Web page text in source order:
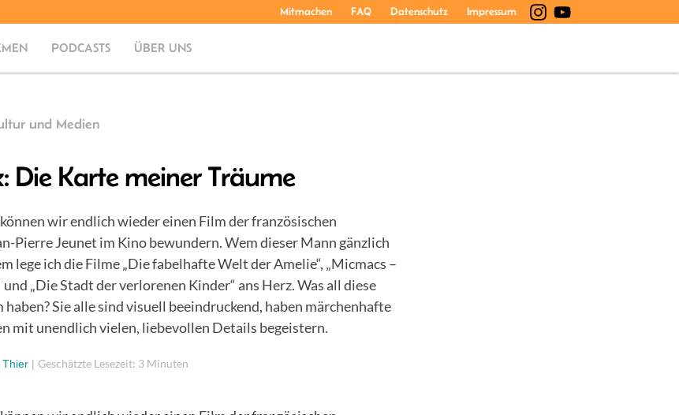
Mitmachen FAQ Datenschutz Impressum
PODCASTS ÜBER UNS
und Medien
Die Karte meiner Träume
wir endlich wieder einen Film der französischen
Pierre Jeunet im Kino bewundern. Wem dieser Mann gänzlich
lege ich die Filme „Die fabelhafte Welt der Amelie“, „Micmacs –
und „Die Stadt der verlorenen Kinder“ ans Herz. Was all diese
haben? Sie alle sind visuell beeindruckend, haben märchenhafte
mit unendlich vielen, liebevollen Details begeistern.
Thier| Geschätzte Lesezeit: 3 Minuten